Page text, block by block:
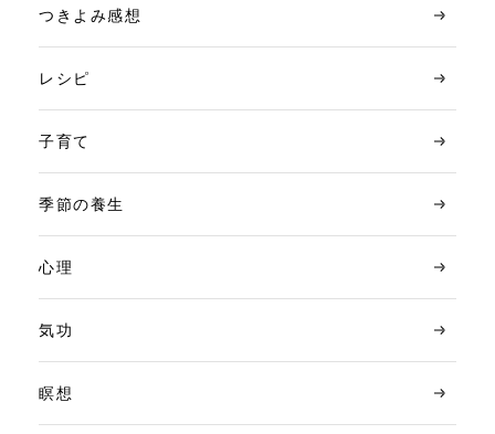
つきよみ感想
レシピ
子育て
季節の養生
心理
気功
瞑想